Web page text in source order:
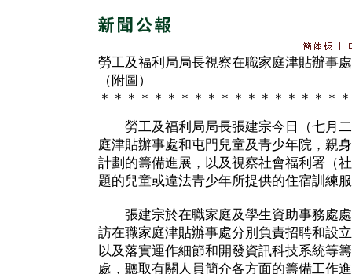
勞工及福利局局長視察在職家庭津貼辦事
（附圖）
＊＊＊＊＊＊＊＊＊＊＊＊＊＊＊＊＊＊
勞工及福利局局長張建宗今日（七月二
庭津貼辦事處和屯門兒童及青少年院，親
計劃的籌備進展，以及視察社會福利署（
題的兒童或違法青少年所提供的住宿訓練
張建宗於在職家庭及學生資助事務處處
訪在職家庭津貼辦事處分別負責招聘和設
以及落實運作細節和開發資訊科技系統等
處，聽取有關人員簡介各方面的籌備工作